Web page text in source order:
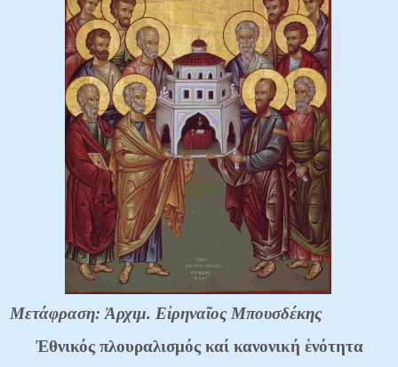
Μετάφραση: Ἀρχιμ. Εἰρηναῖος Μπουσδέκης
Ἐθνικός πλουραλισμός καί κανονική ἑνότητα